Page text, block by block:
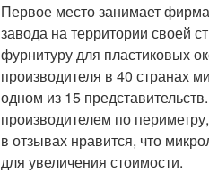
Первое место занимает
завода на территории своей
фурнитуру для пластиковых
производителя в 40 странах
одном из 15
производителем по
в отзывах нравится, что
для увеличения стоимости.